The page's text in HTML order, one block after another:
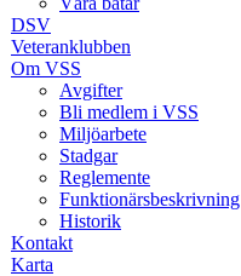
DSV
Veteranklubben
Om VSS
Avgifter
Bli medlem i VSS
Miljöarbete
Stadgar
Reglemente
Funktionärsbeskrivning
Historik
Kontakt
Karta